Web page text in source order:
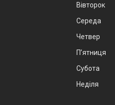
Вівторок
Середа
Четвер
Пʼятниця
Субота
Неділя